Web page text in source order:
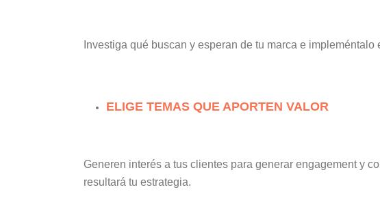
Investiga qué buscan y esperan de tu marca e
ELIGE TEMAS QUE APORTEN VALOR
Generen interés a tus clientes para generar engagement y
resultará tu estrategia.